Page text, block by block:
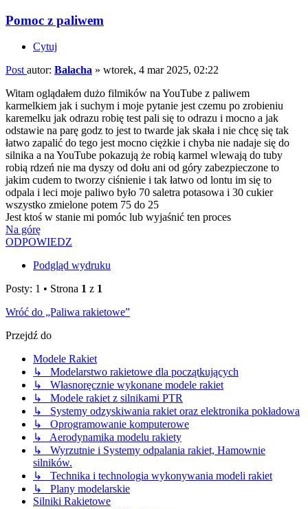
Pomoc z paliwem
Cytuj
Post autor: Balacha » wtorek, 4 mar 2025, 02:22
Witam oglądałem dużo filmików na YouTube z paliwem
karmelkiem jak i suchym i moje pytanie jest czemu po zrobieniu
karemelku jak odrazu robię test pali się to odrazu i mocno a jak
odstawie na parę godz to jest to twarde jak skała i nie chcę się tak
łatwo zapalić do tego jest mocno ciężkie i chyba nie nadaje się do
silnika a na YouTube pokazują że robią karmel wlewają do tuby
robią rdzeń nie ma dyszy od dołu ani od góry zabezpieczone to
jakim cudem to tworzy ciśnienie i tak łatwo od lontu im się to
odpala i leci moje paliwo było 70 saletra potasowa i 30 cukier
wszystko zmielone potem 75 do 25
Jest ktoś w stanie mi pomóc lub wyjaśnić ten proces
Na górę
ODPOWIEDZ
Podgląd wydruku
Posty: 1 • Strona 1 z 1
Wróć do „Paliwa rakietowe”
Przejdź do
Modele Rakiet
↳ Modelarstwo rakietowe dla początkujących
↳ Własnoręcznie wykonane modele rakiet
↳ Modele rakiet z silnikami PTR
↳ Systemy odzyskiwania rakiet oraz elektronika pokładowa
↳ Oprogramowanie komputerowe
↳ Aerodynamika modelu rakiety
↳ Wyrzutnie i Systemy odpalania rakiet, Hamownie
silników.
↳ Technika i technologia wykonywania modeli rakiet
↳ Plany modelarskie
Silniki Rakietowe